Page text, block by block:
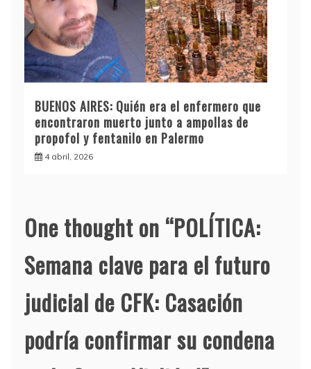
BUENOS AIRES: Quién era el enfermero que
encontraron muerto junto a ampollas de
propofol y fentanilo en Palermo
4 abril, 2026
One thought on “POLÍTICA:
Semana clave para el futuro
judicial de CFK: Casación
podría confirmar su condena